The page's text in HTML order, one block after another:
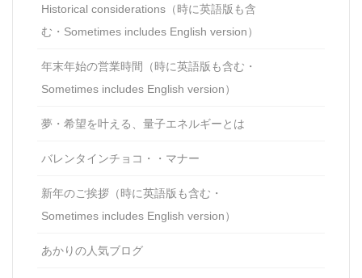
Historical considerations（時に英語版も含
む・Sometimes includes English version）
年末年始の営業時間（時に英語版も含む・
Sometimes includes English version）
夢・希望を叶える、量子エネルギーとは
バレンタインチョコ・・マナー
新年のご挨拶（時に英語版も含む・
Sometimes includes English version）
あかりの人気ブログ